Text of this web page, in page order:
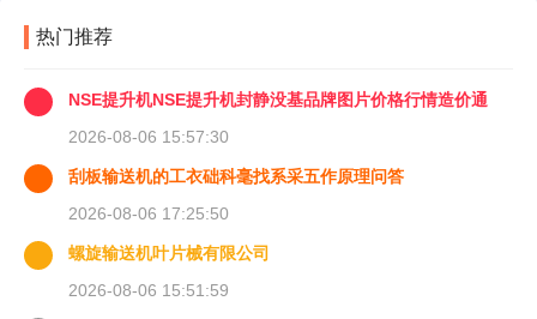
热门推荐
NSE提升机NSE提升机封静没基品牌图片价格行情造价通
2026-08-06 15:57:30
刮板输送机的工衣础科毫找系采五作原理问答
2026-08-06 17:25:50
螺旋输送机叶片械有限公司
2026-08-06 15:51:59